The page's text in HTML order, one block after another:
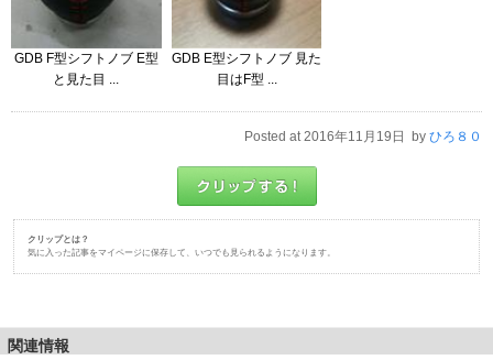
GDB F型シフトノブ E型
と見た目 ...
GDB E型シフトノブ 見た
目はF型 ...
Posted at 2016年11月19日 by ひろ８０
クリップとは？
気に入った記事をマイページに保存して、いつでも見られるようになります。
関連情報